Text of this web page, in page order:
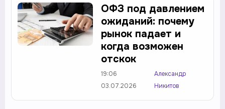
ОФЗ под давлением
ожиданий: почему
рынок падает и
когда возможен
отскок
19:06
03.07.2026
Александр
Никитов